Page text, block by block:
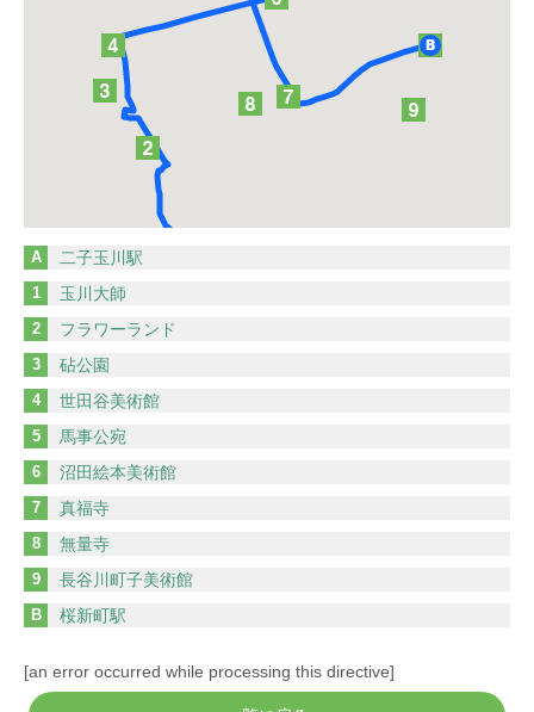
二子玉川駅
A
玉川大師
1
フラワーランド
2
砧公園
3
世田谷美術館
4
馬事公宛
5
沼田絵本美術館
6
真福寺
7
無量寺
8
長谷川町子美術館
9
桜新町駅
B
[an error occurred while processing this directive]